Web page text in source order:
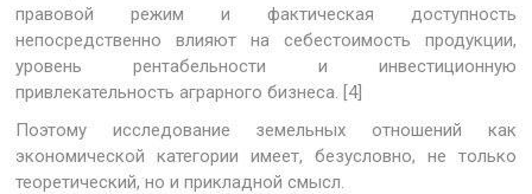
правовой режим и фактическая доступность
непосредственно влияют на себестоимость продукции,
уровень рентабельности и инвестиционную
привлекательность аграрного бизнеса. [4]
Поэтому исследование земельных отношений как
экономической категории имеет, безусловно, не только
теоретический, но и прикладной смысл.